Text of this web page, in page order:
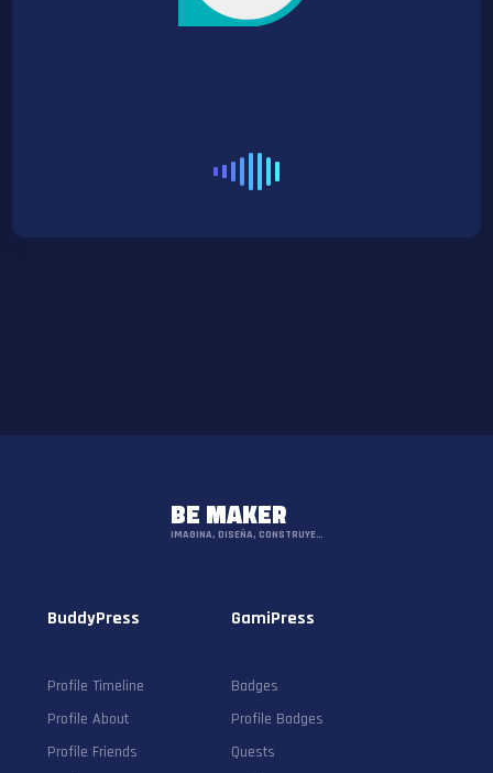
BE MAKER
IMAGINA, DISEÑA, CONSTRUYE…
BuddyPress
Profile Timeline
Profile About
Profile Friends
GamiPress
Badges
Profile Badges
Quests